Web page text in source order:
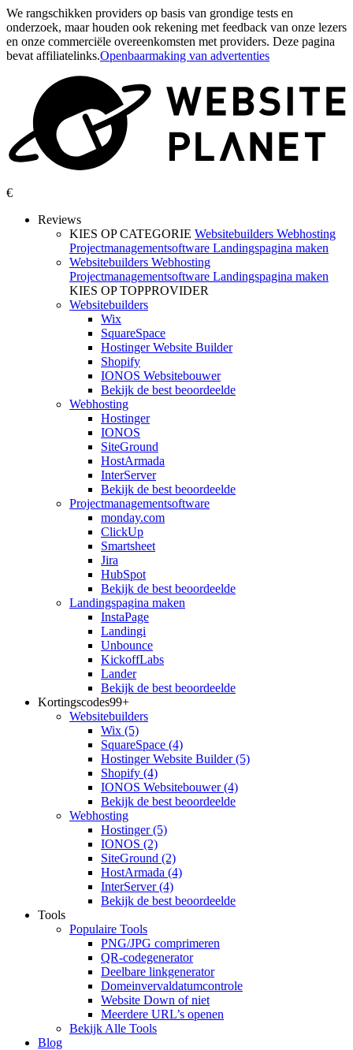
We rangschikken providers op basis van grondige tests en
onderzoek, maar houden ook rekening met feedback van onze lezers
en onze commerciële overeenkomsten met providers. Deze pagina
bevat affiliatelinks.Openbaarmaking van advertenties
€
Reviews
KIES OP CATEGORIE Websitebuilders Webhosting
Projectmanagementsoftware Landingspagina maken
Websitebuilders Webhosting
Projectmanagementsoftware Landingspagina maken
KIES OP TOPPROVIDER
Websitebuilders
Wix
SquareSpace
Hostinger Website Builder
Shopify
IONOS Websitebouwer
Bekijk de best beoordeelde
Webhosting
Hostinger
IONOS
SiteGround
HostArmada
InterServer
Bekijk de best beoordeelde
Projectmanagementsoftware
monday.com
ClickUp
Smartsheet
Jira
HubSpot
Bekijk de best beoordeelde
Landingspagina maken
InstaPage
Landingi
Unbounce
KickoffLabs
Lander
Bekijk de best beoordeelde
Kortingscodes99+
Websitebuilders
Wix (5)
SquareSpace (4)
Hostinger Website Builder(5)
Shopify (4)
IONOS Websitebouwer(4)
Bekijk de best beoordeelde
Webhosting
Hostinger(5)
IONOS (2)
SiteGround (2)
HostArmada (4)
InterServer(4)
Bekijk de best beoordeelde
Tools
Populaire Tools
PNG/JPG comprimeren
QR-codegenerator
Deelbare linkgenerator
Domeinvervaldatumcontrole
Website Down of niet
Meerdere URL’s openen
Bekijk Alle Tools
Blog